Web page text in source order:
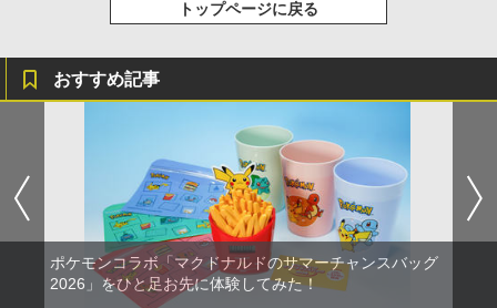
トップページに戻る
おすすめ記事
ポケモンコラボ「マクドナルドのサマーチャンスバッグ
2026」をひと足お先に体験してみた！